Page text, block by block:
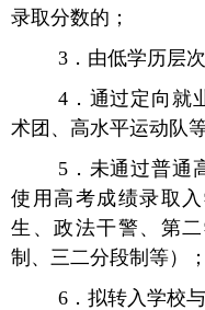
录取分数的；
3．由低学历层
4．通过定向就
术团、高水平运动队
5．未通过普通
使用高考成绩录取
生、政法干警、第
制、三二分段制等）；
6．拟转入学校